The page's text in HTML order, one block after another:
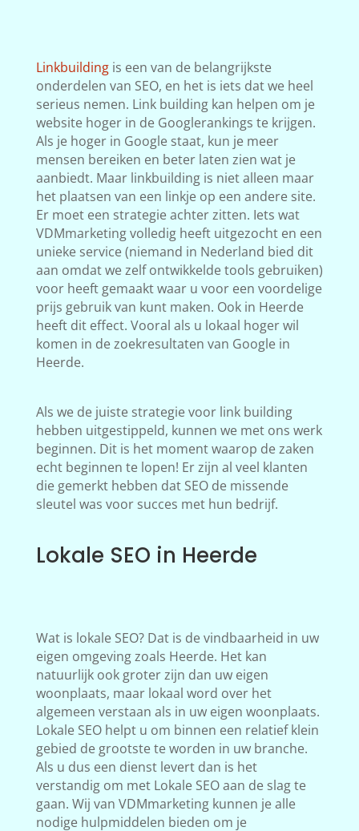
Linkbuildingis een van de belangrijkste
onderdelen van SEO, en het is iets dat we heel
serieus nemen. Link building kan helpen om je
website hoger in de Googlerankings te krijgen.
Als je hoger in Google staat, kun je meer
mensen bereiken en beter laten zien wat je
aanbiedt. Maar linkbuilding is niet alleen maar
het plaatsen van een linkje op een andere site.
Er moet een strategie achter zitten. Iets wat
VDMmarketing volledig heeft uitgezocht en een
unieke service (niemand in Nederland bied dit
aan omdat we zelf ontwikkelde tools gebruiken)
voor heeft gemaakt waar u voor een voordelige
prijs gebruik van kunt maken. Ook in Heerde
heeft dit effect. Vooral als u lokaal hoger wil
komen in de zoekresultaten van Google in
Heerde.
Als we de juiste strategie voor link building
hebben uitgestippeld, kunnen we met ons werk
beginnen. Dit is het moment waarop de zaken
echt beginnen te lopen! Er zijn al veel klanten
die gemerkt hebben dat SEO de missende
sleutel was voor succes met hun bedrijf.
Lokale SEO in Heerde
Wat is lokale SEO? Dat is de vindbaarheid in uw
eigen omgeving zoals Heerde. Het kan
natuurlijk ook groter zijn dan uw eigen
woonplaats, maar lokaal word over het
algemeen verstaan als in uw eigen woonplaats.
Lokale SEO helpt u om binnen een relatief klein
gebied de grootste te worden in uw branche.
Als u dus een dienst levert dan is het
verstandig om met Lokale SEO aan de slag te
gaan. Wij van VDMmarketing kunnen je alle
nodige hulpmiddelen bieden om je